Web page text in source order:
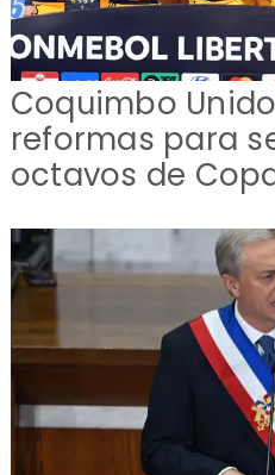
Coquimbo
reformas para
octavos de